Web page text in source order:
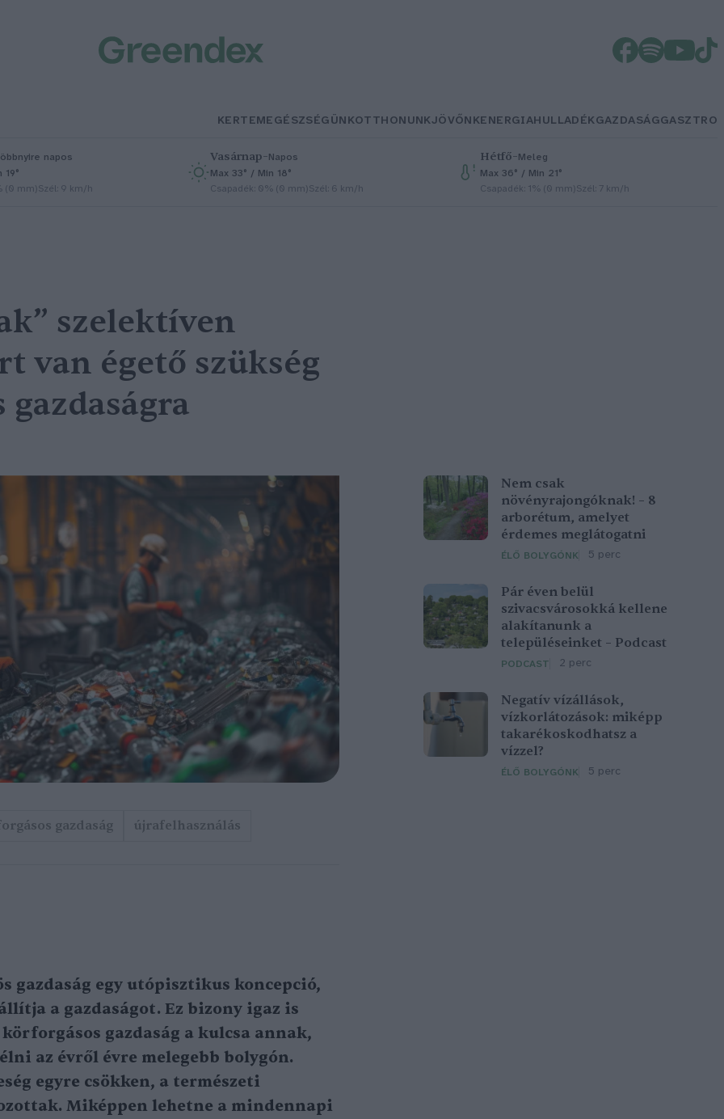
KERTEMEGÉSZSÉGÜNKOTTHONUNKJÖVŐNKENERGIAHULLADÉKGAZDASÁGGASZTRO
napos
19°
(0 mm)Szél: 9 km/h
Vasárnap–Napos
Max 33° / Min 18°
Csapadék: 0% (0 mm)Szél: 6 km/h
Hétfő–Meleg
Max 36° / Min 21°
Csapadék: 1% (0 mm)Szél: 7 km/h
Nem csak
növényrajongóknak! – 8
arborétum, amelyet
érdemes meglátogatni
ÉLŐ BOLYGÓNK 5 perc
Pár éven belül
szivacsvárosokká kellene
alakítanunk a
településeinket – Podcast
PODCAST 2 perc
Negatív vízállások,
vízkorlátozások: miképp
takarékoskodhatsz a
vízzel?
ÉLŐ BOLYGÓNK 5 perc
szelektíven
van égető szükség
gazdaság újrafelhasználás
gazdaság egy utópisztikus koncepció,
a gazdaságot. Ez bizony igaz is
gazdaság a kulcsa annak,
az évről évre melegebb bolygón.
egyre csökken, a természeti
Miképpen lehetne a mindennapi